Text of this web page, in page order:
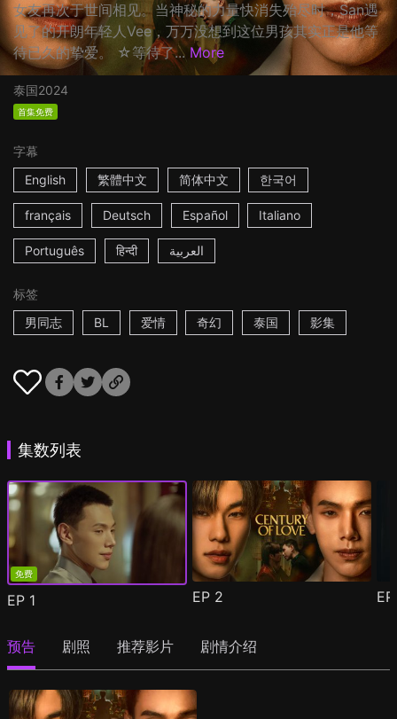
女友再次于世间相见。当神秘的力量快消失殆尽时，San遇
见了的开朗年轻人Vee，万万没想到这位男孩其实正是他等
待已久的挚爱。 ☆等待了... More
泰国2024
首集免费
字幕
English
繁體中文 简体中文 한국어
français Deutsch Español Italiano
Português हिन्दी العربية
标签
男同志
BL 爱情 奇幻 泰国 影集
集数列表
免费
EP 1 EP 2
预告 剧照 推荐影片 剧情介绍